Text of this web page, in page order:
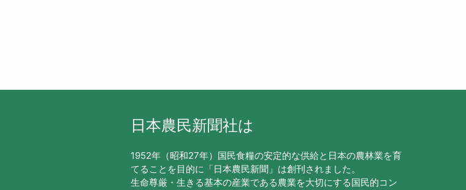
日本農民新聞社は
1952年（昭和27年）国民食糧の安定的な供給と日本の農林業を育
てることを目的に「日本農民新聞」は創刊されました。
生命尊厳・生きる基本の産業である農業を大切にする国民的コン